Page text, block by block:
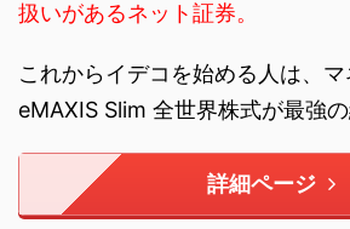
扱いがあるネット証券。
これからイデコを始める人は、マ
eMAXIS Slim 全世界株式が最強の
詳細ページ